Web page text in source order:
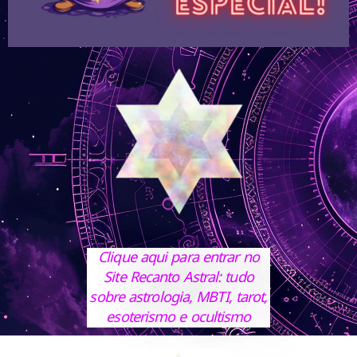
Clique aqui para entrar no
Site Recanto Astral: tudo
sobre astrologia, MBTI, tarot,
esoterismo e ocultismo